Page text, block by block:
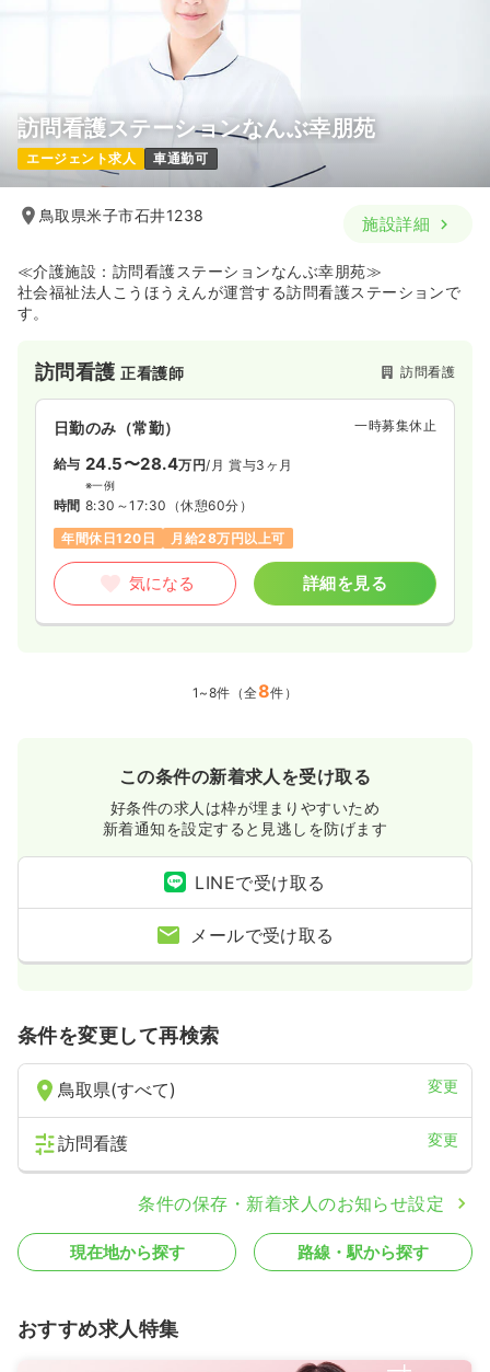
訪問看護ステーションなんぶ幸朋苑
エージェント求人 車通勤可
鳥取県米子市石井1238 施設詳細
≪介護施設：訪問看護ステーションなんぶ幸朋苑≫
社会福祉法人こうほうえんが運営する訪問看護ステーションで
す。
訪問看護正看護師 訪問看護
日勤のみ（常勤） 一時募集休止
給与 24.5〜28.4万円/月 賞与3ヶ月
※一例
時間 8:30～17:30 （休憩60分）
年間休日120日
月給28万円以上可
気になる 詳細を見る
1~8件（全8件）
この条件の新着求人を受け取る
好条件の求人は枠が埋まりやすいため
新着通知を設定すると見逃しを防げます
LINEで受け取る
メールで受け取る
条件を変更して再検索
鳥取県(すべて) 変更
訪問看護 変更
条件の保存・新着求人のお知らせ設定
現在地から探す 路線・駅から探す
おすすめ求人特集